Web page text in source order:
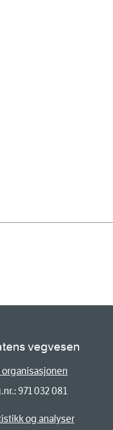
vegvesen
organisasjonen
971 032 081
og analyser